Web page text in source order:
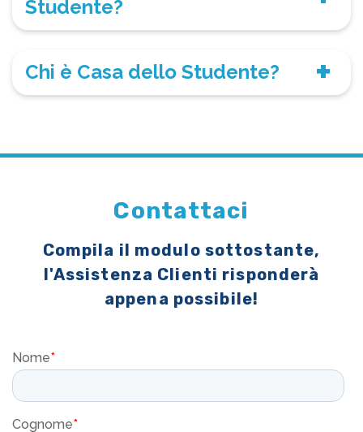
Studente?
Chi è Casa dello Studente?
Contattaci
Compila il modulo sottostante,
l'Assistenza Clienti risponderà
appena possibile!